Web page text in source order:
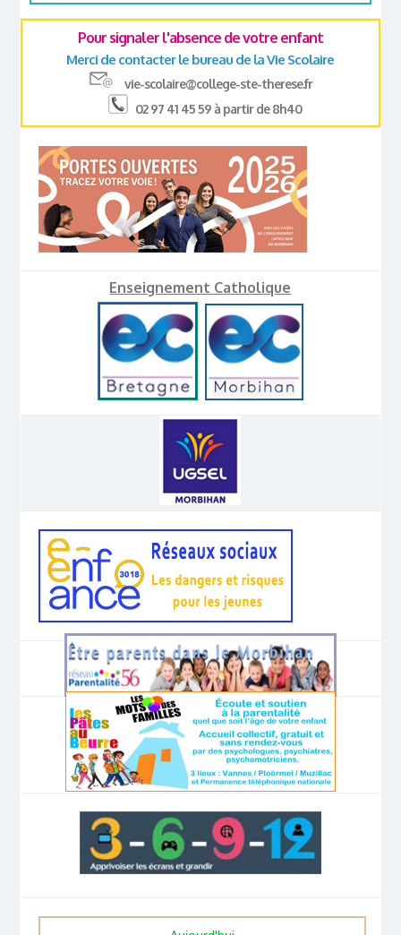
Pour signaler l'absence de votre enfant
Merci de contacter le bureau de la Vie Scolaire
vie-scolaire@college-ste-therese.fr
02 97 41 45 59 à partir de 8h40
Enseignement Catholique